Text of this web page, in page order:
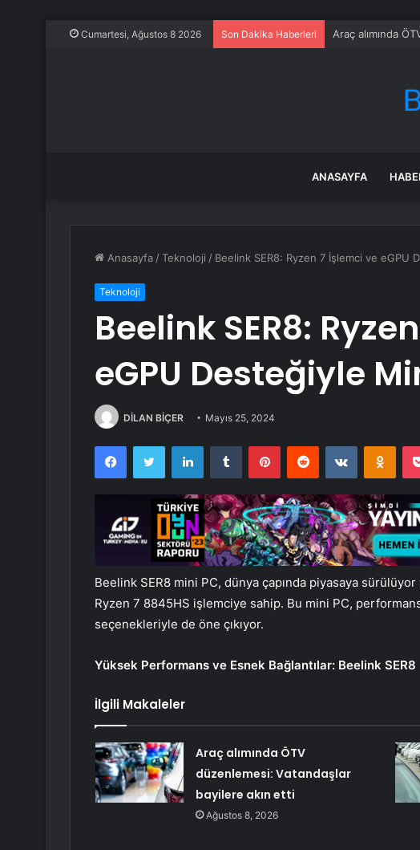
Cumartesi, Ağustos 8 2026 Son Dakika Haberleri Araç alımında
ANASAYFA
Anasayfa /Teknoloji / Beelink SER8: Ryzen 7 İşlemci ve eGPU
Teknoloji
Beelink SER8:
eGPU Desteğiyle
DİLAN BİÇER Mayıs 25, 2024
FacebookTwitter LinkedInTumblr PinterestReddit VKontakte
Beelink SER8 mini PC, dünya çapında piyasaya
Ryzen 7 8845HS işlemciye sahip. Bu mini PC,
seçenekleriyle de öne çıkıyor.
Yüksek Performans ve Esnek Bağlantılar: Beelink SER8
İlgili Makaleler
Araç alımında ÖTV
düzenlemesi: Vatandaşlar
bayilere akın etti
Ağustos 8, 2026